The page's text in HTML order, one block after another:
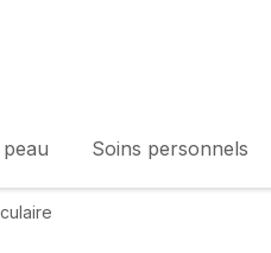
Soins personnels